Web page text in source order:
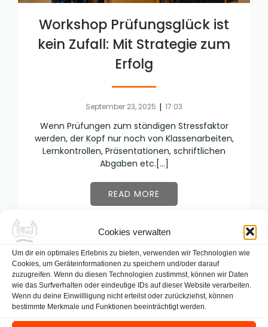
Cookies verwalten
Um dir ein optimales Erlebnis zu bieten, verwenden wir Technologien wie
Cookies, um Geräteinformationen zu speichern und/oder darauf
zuzugreifen. Wenn du diesen Technologien zustimmst, können wir Daten
wie das Surfverhalten oder eindeutige IDs auf dieser Website verarbeiten.
Wenn du deine Einwillligung nicht erteilst oder zurückziehst, können
bestimmte Merkmale und Funktionen beeinträchtigt werden.
Workshop Prüfungsglück ist
kein Zufall: Mit Strategie zum
Erfolg
September 23, 2025 | 17:03
Wenn Prüfungen zum ständigen Stressfaktor
werden, der Kopf nur noch von Klassenarbeiten,
Lernkontrollen, Präsentationen, schriftlichen
Abgaben etc.[…]
READ MORE